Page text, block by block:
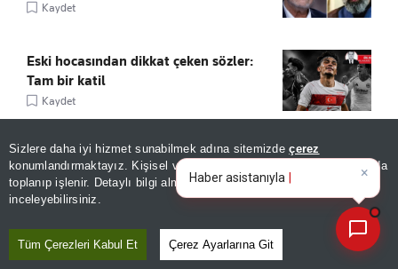
Sizlere daha iyi hizmet sunabilmek adına sitemizdeçerez
konumlandırmaktayız. Kişisel verileriniz, KVKK ve GDPR kapsamında
toplanıp işlenir. Detaylı bilgi almak içinAydınlatma Metnimizi
inceleyebilirsiniz.
Tüm Çerezleri Kabul Et Çerez Ayarlarına Git
Kaydet
Eski hocasından dikkat çeken sözler:
Tam bir katil
Kaydet
ÖNE ÇIKANLAR
×
Bugünün öne çıkan manşe